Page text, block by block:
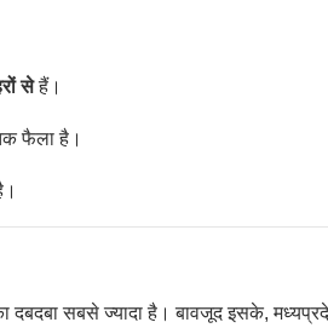
सेहैं।
फैला है।
दबदबा सबसे ज्यादा है। बावजूद इसके,